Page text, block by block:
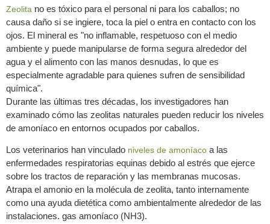
Zeolita no es tóxico para el personal ni para los caballos; no
causa daño si se ingiere, toca la piel o entra en contacto con los
ojos. El mineral es "no inflamable, respetuoso con el medio
ambiente y puede manipularse de forma segura alrededor del
agua y el alimento con las manos desnudas, lo que es
especialmente agradable para quienes sufren de sensibilidad
química".
Durante las últimas tres décadas, los investigadores han
examinado cómo las zeolitas naturales pueden reducir los niveles
de amoníaco en entornos ocupados por caballos.
Los veterinarios han vinculado niveles de amoníaco a las
enfermedades respiratorias equinas debido al estrés que ejerce
sobre los tractos de reparación y las membranas mucosas.
Atrapa el amonio en la molécula de zeolita, tanto internamente
como una ayuda dietética como ambientalmente alrededor de las
instalaciones. gas amoníaco (NH3).